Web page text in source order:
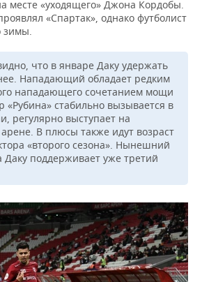
месте «уходящего» Джона Кордобы.
«Спартак», однако футболист
зимы.
что в январе Даку удержать
Нападающий обладает редким
нападающего сочетанием мощи
«Рубина» стабильно вызывается в
регулярно выступает на
В плюсы также идут возраст
«второго сезона». Нынешний
Даку поддерживает уже третий